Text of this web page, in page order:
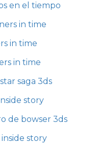
en el tiempo
in time
in time
in time
saga 3ds
story
de bowser 3ds
story